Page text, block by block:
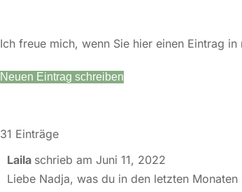
Ich freue mich, wenn Sie hier einen Eintrag
31 Einträge
Laila schrieb am Juni 11, 2022
Liebe Nadja, was du in den letzten